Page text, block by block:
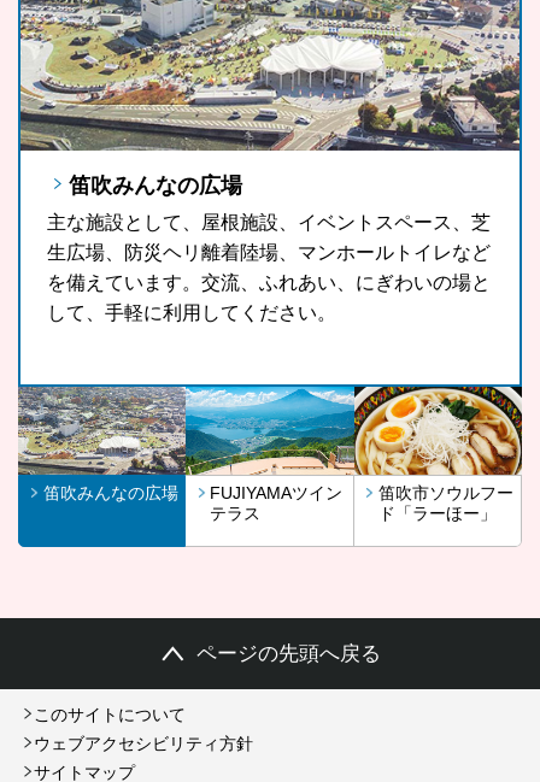
笛吹みんなの広場
主な施設として、屋根施設、イベントスペース、芝
生広場、防災ヘリ離着陸場、マンホールトイレなど
を備えています。交流、ふれあい、にぎわいの場と
して、手軽に利用してください。
FUJIYAMAツインテラス
FUJIYAMAツインテラスは、河口湖や山中湖、世界
文化遺産に登録されている富士山が一望できる眺望
スポットです。
笛吹市ソウルフード「ラーほー」
山梨県の郷土料理である「ほうとう」をもっと気軽
に、もっと多くの観光客の皆さんに、また地域の皆
さんに召し上がっていただきたいという思いから開
発したラーほー。お気に入りの1杯を見つけてみま
笛吹みんなの広場
FUJIYAMAツイン
テラス
笛吹市ソウルフー
ド「ラーほー」
ページの先頭へ戻る
このサイトについて
ウェブアクセシビリティ方針
サイトマップ